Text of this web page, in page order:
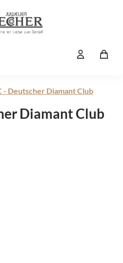
- Deutscher Diamant Club
Diamant Club